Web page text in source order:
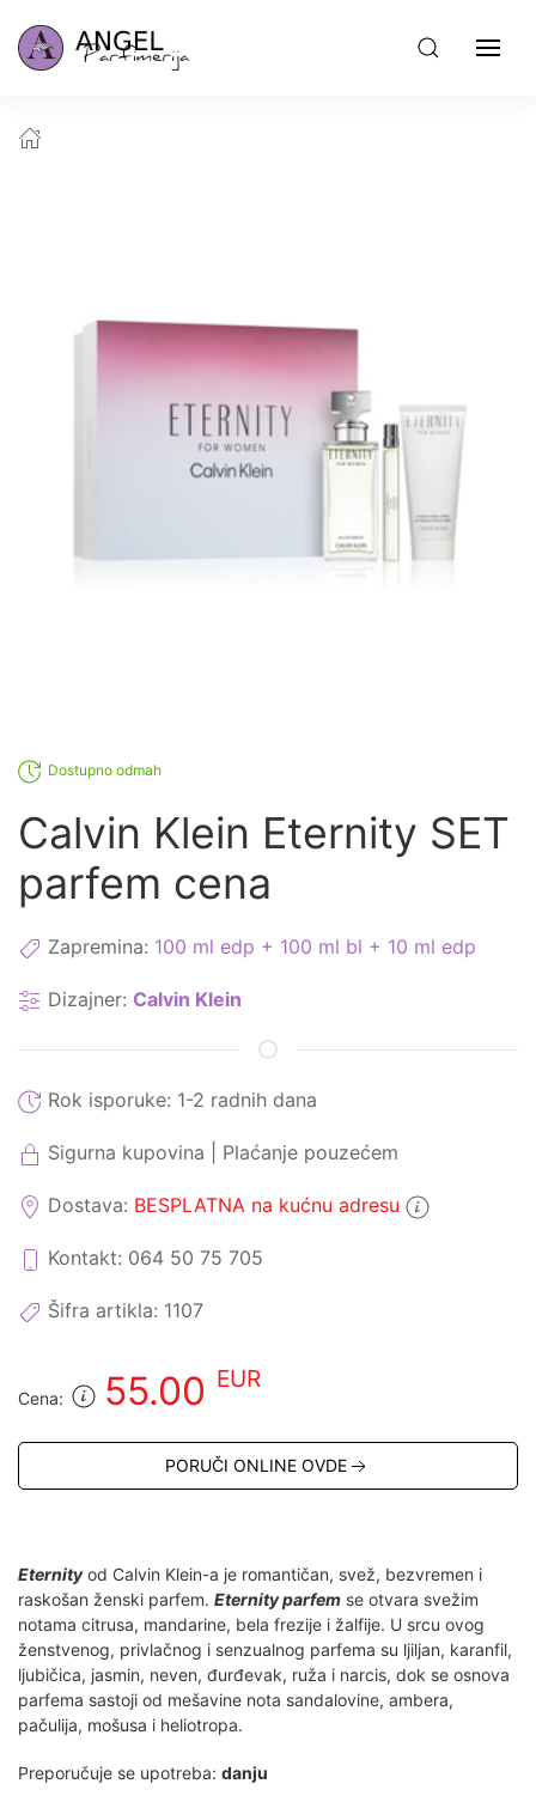
Dostupno odmah
Calvin Klein Eternity SET
parfem cena
Zapremina: 100 ml edp + 100 ml bl + 10 ml edp
Dizajner: Calvin Klein
Rok isporuke: 1-2 radnih dana
Sigurna kupovina | Plaćanje pouzećem
Dostava: BESPLATNA na kućnu adresu
Kontakt: 064 50 75 705
Šifra artikla: 1107
Cena: 55.00 EUR
PORUČI ONLINE OVDE
Eternityod Calvin Klein-a je romantičan, svež, bezvremen i
raskošan ženski parfem. Eternity parfem se otvara svežim
notama citrusa, mandarine, bela frezije i žalfije. U srcu ovog
ženstvenog, privlačnog i senzualnog parfema su ljiljan, karanfil,
ljubičica, jasmin, neven, đurđevak, ruža i narcis, dok se osnova
parfema sastoji od mešavine nota sandalovine, ambera,
pačulija, mošusa i heliotropa.
Preporučuje se upotreba: danju